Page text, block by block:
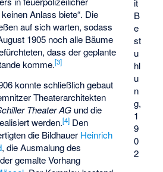
it
B
e
st
u
hl
u
n
g,
1
9
0
2
Anlass biete“. Die
auf sich warten, sodass
1905 noch alle Bäume
dass der geplante
komme.[3]
konnte schließlich gebaut
Theaterarchitekten
Theater AG und die
werden.[4] Den
die Bildhauer Heinrich
, die Ausmalung des
gemalte Vorhang